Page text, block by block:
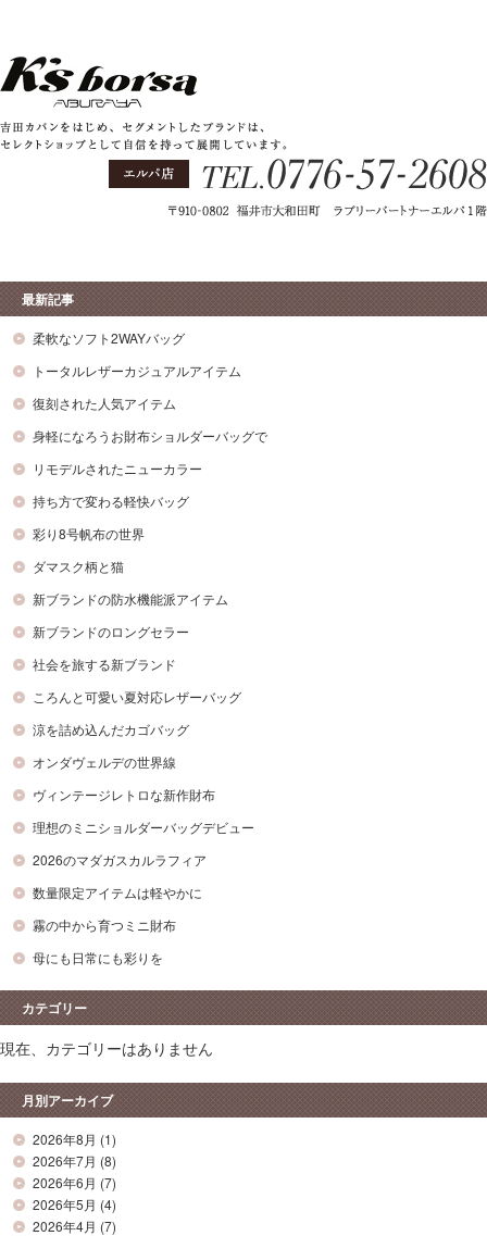
最新記事
柔軟なソフト2WAYバッグ
トータルレザーカジュアルアイテム
復刻された人気アイテム
身軽になろうお財布ショルダーバッグで
リモデルされたニューカラー
持ち方で変わる軽快バッグ
彩り8号帆布の世界
ダマスク柄と猫
新ブランドの防水機能派アイテム
新ブランドのロングセラー
社会を旅する新ブランド
ころんと可愛い夏対応レザーバッグ
涼を詰め込んだカゴバッグ
オンダヴェルデの世界線
ヴィンテージレトロな新作財布
理想のミニショルダーバッグデビュー
2026のマダガスカルラフィア
数量限定アイテムは軽やかに
霧の中から育つミニ財布
母にも日常にも彩りを
カテゴリー
現在、カテゴリーはありません
月別アーカイブ
2026年8月 (1)
2026年7月 (8)
2026年6月 (7)
2026年5月 (4)
2026年4月 (7)